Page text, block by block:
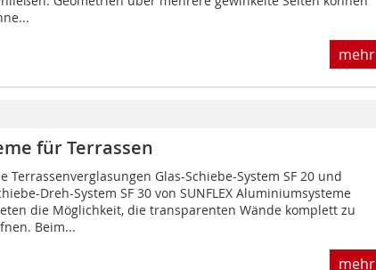
mehr
für Terrassen
Terrassenverglasungen Glas-Schiebe-System SF 20 und
Dreh-System SF 30 von SUNFLEX Aluminiumsysteme
die Möglichkeit, die transparenten Wände komplett zu
Beim...
mehr